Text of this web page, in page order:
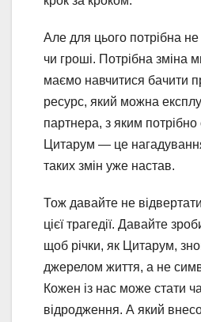
Але для цього потрібна
чи гроші. Потрібна зміна
маємо навчитися бачити
ресурс, який можна
партнера, з яким потрібно
Цитарум — це
таких змін уже настав.
Тож давайте не
цієї трагедії. Давайте
щоб річки, як Цитарум,
джерелом життя, а не
Кожен із нас може стати
відродження. А який